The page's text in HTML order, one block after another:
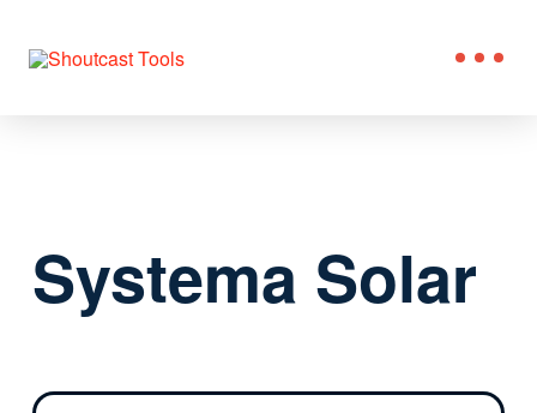
Systema Solar